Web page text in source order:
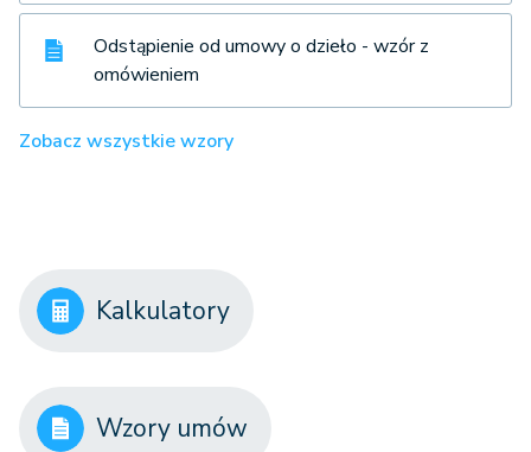
Odstąpienie od umowy o dzieło - wzór z
omówieniem
Zobacz wszystkie wzory
Kalkulatory
Wzory umów